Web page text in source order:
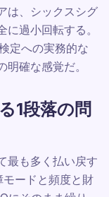
は、シックスシグ
過小回転する。
定への実務的な
確な感覚だ。
1段落の問
最も多く払い戻す
ードと頻度と財